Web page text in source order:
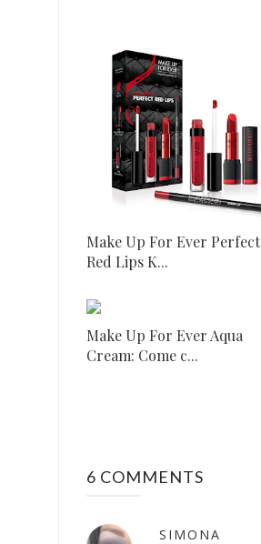
Make Up For Ever Perfect
Red Lips K...
Make Up For Ever Aqua
Cream: Come c...
6 COMMENTS
SIMONA